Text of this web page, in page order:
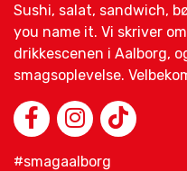
Sushi, salat, sandwich,
you name it. Vi skriver
drikkescenen i Aalborg,
smagsoplevelse.
#smagaalborg